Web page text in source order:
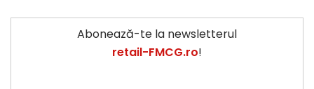
Abonează-te la newsletterul
retail-FMCG.ro!